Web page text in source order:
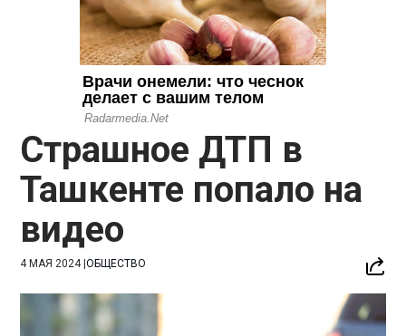
Страшное ДТП в
Ташкенте попало на
видео
4 МАЯ 2024|ОБЩЕСТВО